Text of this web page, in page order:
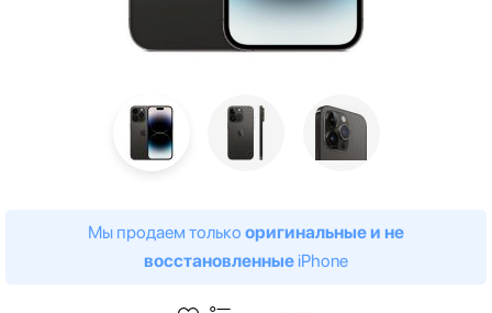
Мы продаем только оригинальные и не
восстановленные iPhone